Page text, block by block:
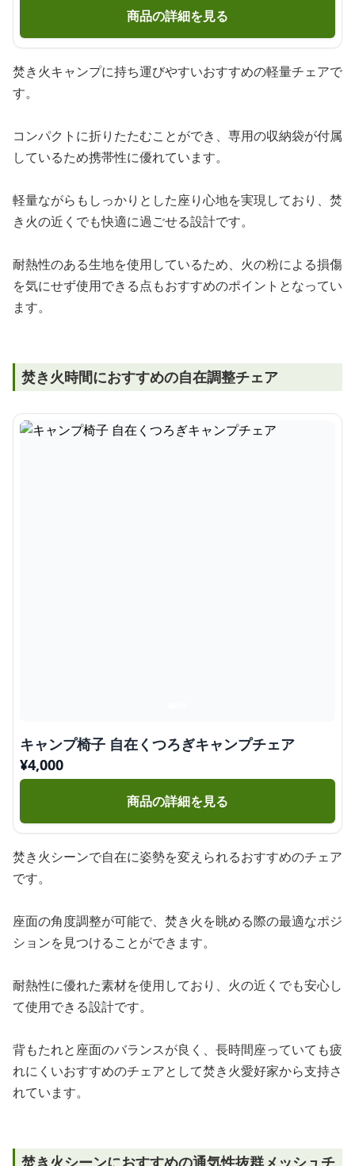
商品の詳細を見る
焚き火キャンプに持ち運びやすいおすすめの軽量チェアで
す。
コンパクトに折りたたむことができ、専用の収納袋が付属
しているため携帯性に優れています。
軽量ながらもしっかりとした座り心地を実現しており、焚
き火の近くでも快適に過ごせる設計です。
耐熱性のある生地を使用しているため、火の粉による損傷
を気にせず使用できる点もおすすめのポイントとなってい
ます。
焚き火時間におすすめの自在調整チェア
キャンプ椅子 自在くつろぎキャンプチェア
¥4,000
商品の詳細を見る
焚き火シーンで自在に姿勢を変えられるおすすめのチェア
です。
座面の角度調整が可能で、焚き火を眺める際の最適なポジ
ションを見つけることができます。
耐熱性に優れた素材を使用しており、火の近くでも安心し
て使用できる設計です。
背もたれと座面のバランスが良く、長時間座っていても疲
れにくいおすすめのチェアとして焚き火愛好家から支持さ
れています。
焚き火シーンにおすすめの通気性抜群メッシュチ